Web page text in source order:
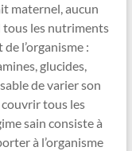
maternel, aucun
les nutriments
l’organisme :
glucides,
de varier son
tous les
sain consiste à
à l’organisme